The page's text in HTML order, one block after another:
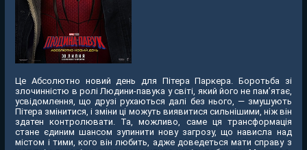
Це Абсолютно новий день для Пітера Паркера. Боротьба зі
злочинністю в ролі Людини-павука у світі, який його не пам’ятає,
усвідомлення, що друзі рухаються далі без нього, — змушують
Пітера змінитися, і зміни ці можуть виявитися сильнішими, ніж він
здатен контролювати. Та, можливо, саме ця трансформація
стане єдиним шансом зупинити нову загрозу, що нависла над
містом і тими, кого він любить, адже доведеться мати справу з